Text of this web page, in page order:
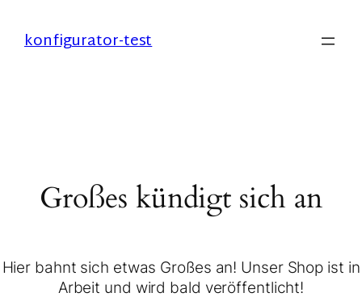
konfigurator-test
Großes kündigt sich an
Hier bahnt sich etwas Großes an! Unser Shop ist in
Arbeit und wird bald veröffentlicht!